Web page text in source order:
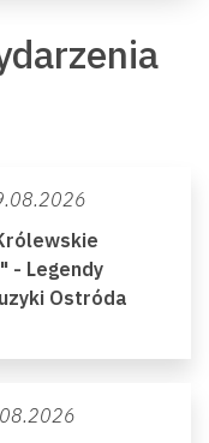
- Legendy
Ostróda